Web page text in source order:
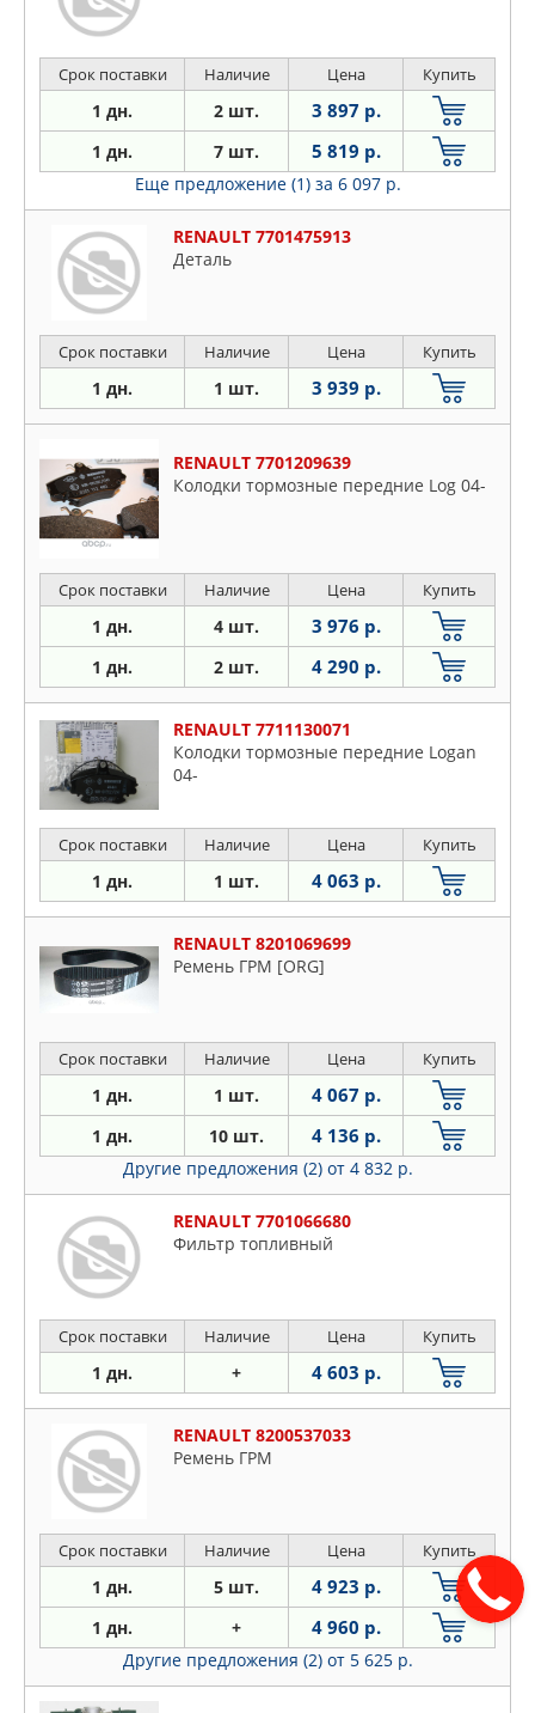
Срок поставки Наличие Цена Купить
1 дн. 2 шт. 3 897 р.
1 дн. 7 шт. 5 819 р.
Еще предложение (1) за 6 097 р.
RENAULT 7701475913
Деталь
Срок поставки Наличие Цена Купить
1 дн. 1 шт. 3 939 р.
RENAULT 7701209639
Колодки тормозные передние Log 04-
Срок поставки Наличие Цена Купить
1 дн. 4 шт. 3 976 р.
1 дн. 2 шт. 4 290 р.
RENAULT 7711130071
Колодки тормозные передние Logan
04-
Срок поставки Наличие Цена Купить
1 дн. 1 шт. 4 063 р.
RENAULT 8201069699
Ремень ГРМ [ORG]
Срок поставки Наличие Цена Купить
1 дн. 1 шт. 4 067 р.
1 дн. 10 шт. 4 136 р.
Другие предложения (2) от 4 832 р.
RENAULT 7701066680
Фильтр топливный
Срок поставки Наличие Цена Купить
1 дн. + 4 603 р.
RENAULT 8200537033
Ремень ГРМ
Срок поставки Наличие Цена Купить
1 дн. 5 шт. 4 923 р.
1 дн. + 4 960 р.
Другие предложения (2) от 5 625 р.